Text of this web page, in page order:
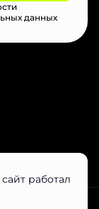
данных
работал